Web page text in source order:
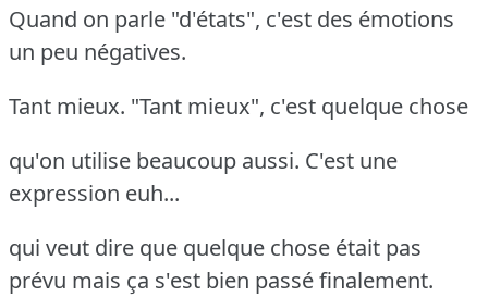
Quand on parle "d'états", c'est des émotions
un peu négatives.
Tant mieux. "Tant mieux", c'est quelque chose
qu'on utilise beaucoup aussi. C'est une
expression euh...
qui veut dire que quelque chose était pas
prévu mais ça s'est bien passé finalement.